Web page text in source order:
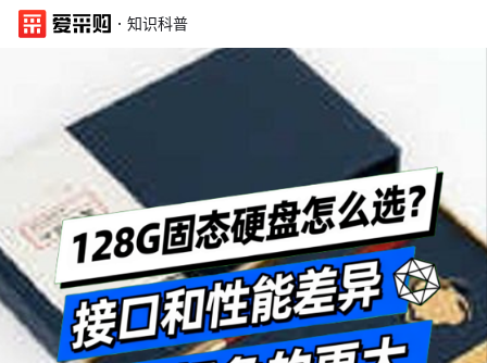
· 知识科普